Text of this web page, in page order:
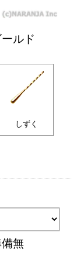
ルド
しずく
無